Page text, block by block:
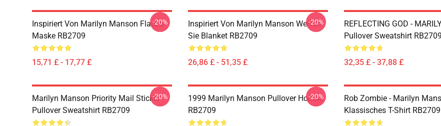
Inspiriert Von Marilyn Manson Flache
Maske RB2709
15,71 £ - 17,77 £
-20%
Inspiriert Von Marilyn Manson Werfen
Sie Blanket RB2709
26,86 £ - 51,35 £
-20%
REFLECTING GOD -
Pullover Sweatshirt RB2709
32,35 £ - 37,88 £
Marilyn Manson Priority Mail Sticker
Pullover Sweatshirt RB2709
-20%
1999 Marilyn Manson Pullover Hoodie
RB2709
-20%
Rob Zombie - Marilyn
Klassisches T-Shirt RB2709